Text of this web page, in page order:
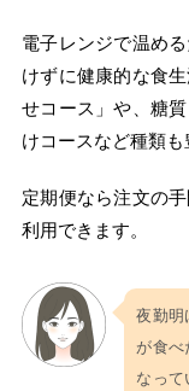
電子レンジで温め
けずに健康的な食
せコース」や、糖
けコースなど種類も
定期便なら注文の
利用できます。
夜勤明
が食べ
なって